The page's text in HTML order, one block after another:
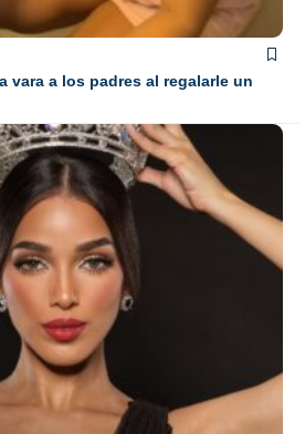
vara a los padres al regalarle un